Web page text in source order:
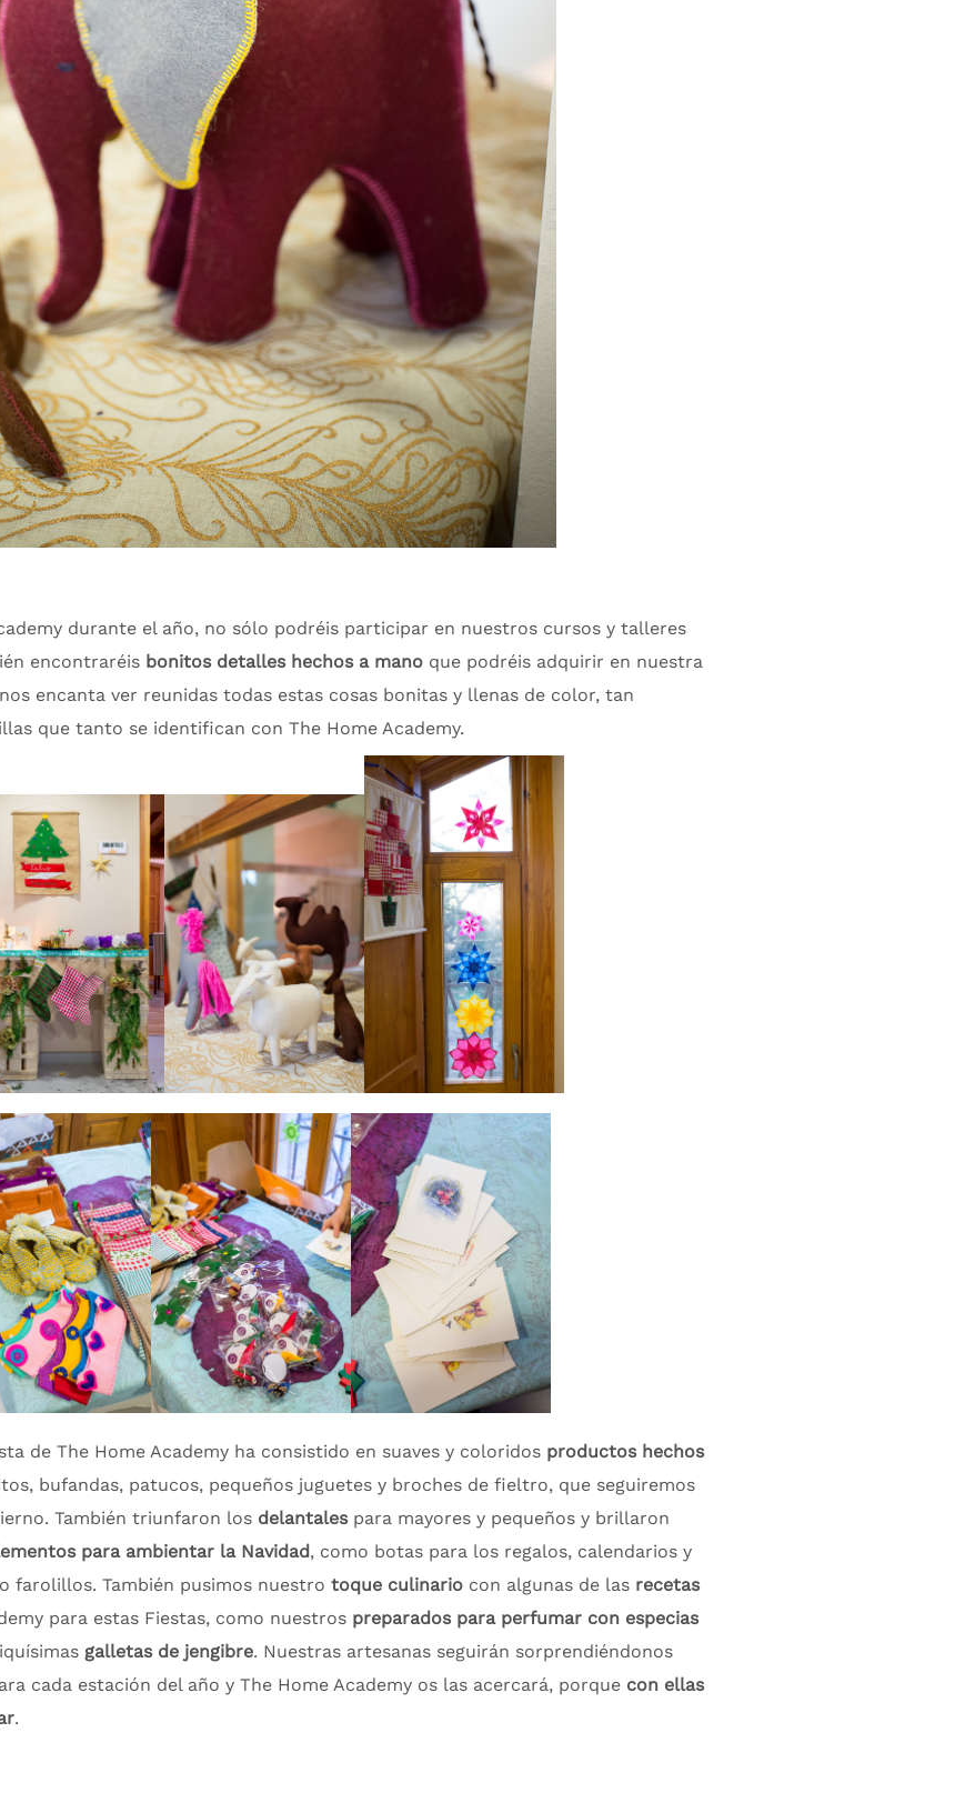
durante el año, no sólo podréis participar en nuestros cursos y talleres
encontraréis bonitos detalles hechos a mano que podréis adquirir en nuestra
encanta ver reunidas todas estas cosas bonitas y llenas de color, tan
que tanto se identifican con The Home Academy.
de The Home Academy ha consistido en suaves y coloridos productos hechos
bufandas, patucos, pequeños juguetes y broches de fieltro, que seguiremos
También triunfaron los delantalespara mayores y pequeños y brillaron
para ambientar la Navidad, como botas para los regalos, calendarios y
farolillos. También pusimos nuestro toque culinario con algunas de las recetas
para estas Fiestas, como nuestros preparados para perfumar con especias
galletas de jengibre. Nuestras artesanas seguirán sorprendiéndonos
cada estación del año y The Home Academy os las acercará, porque con ellas
.